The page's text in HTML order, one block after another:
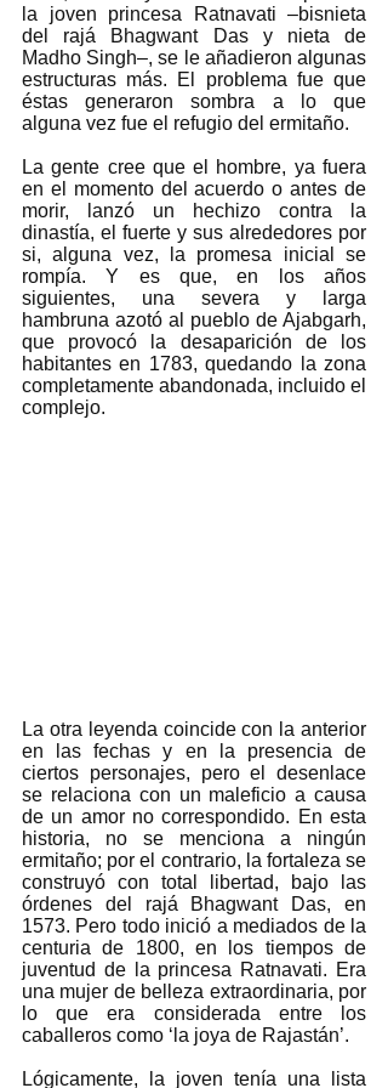
la joven princesa Ratnavati –bisnieta
del rajá Bhagwant Das y nieta de
Madho Singh–, se le añadieron algunas
estructuras más. El problema fue que
éstas generaron sombra a lo que
alguna vez fue el refugio del ermitaño.
La gente cree que el hombre, ya fuera
en el momento del acuerdo o antes de
morir, lanzó un hechizo contra la
dinastía, el fuerte y sus alrededores por
si, alguna vez, la promesa inicial se
rompía. Y es que, en los años
siguientes, una severa y larga
hambruna azotó al pueblo de Ajabgarh,
que provocó la desaparición de los
habitantes en 1783, quedando la zona
completamente abandonada, incluido el
complejo.
La otra leyenda coincide con la anterior
en las fechas y en la presencia de
ciertos personajes, pero el desenlace
se relaciona con un maleficio a causa
de un amor no correspondido. En esta
historia, no se menciona a ningún
ermitaño; por el contrario, la fortaleza se
construyó con total libertad, bajo las
órdenes del rajá Bhagwant Das, en
1573. Pero todo inició a mediados de la
centuria de 1800, en los tiempos de
juventud de la princesa Ratnavati. Era
una mujer de belleza extraordinaria, por
lo que era considerada entre los
caballeros como ‘la joya de Rajastán’.
Lógicamente, la joven tenía una lista